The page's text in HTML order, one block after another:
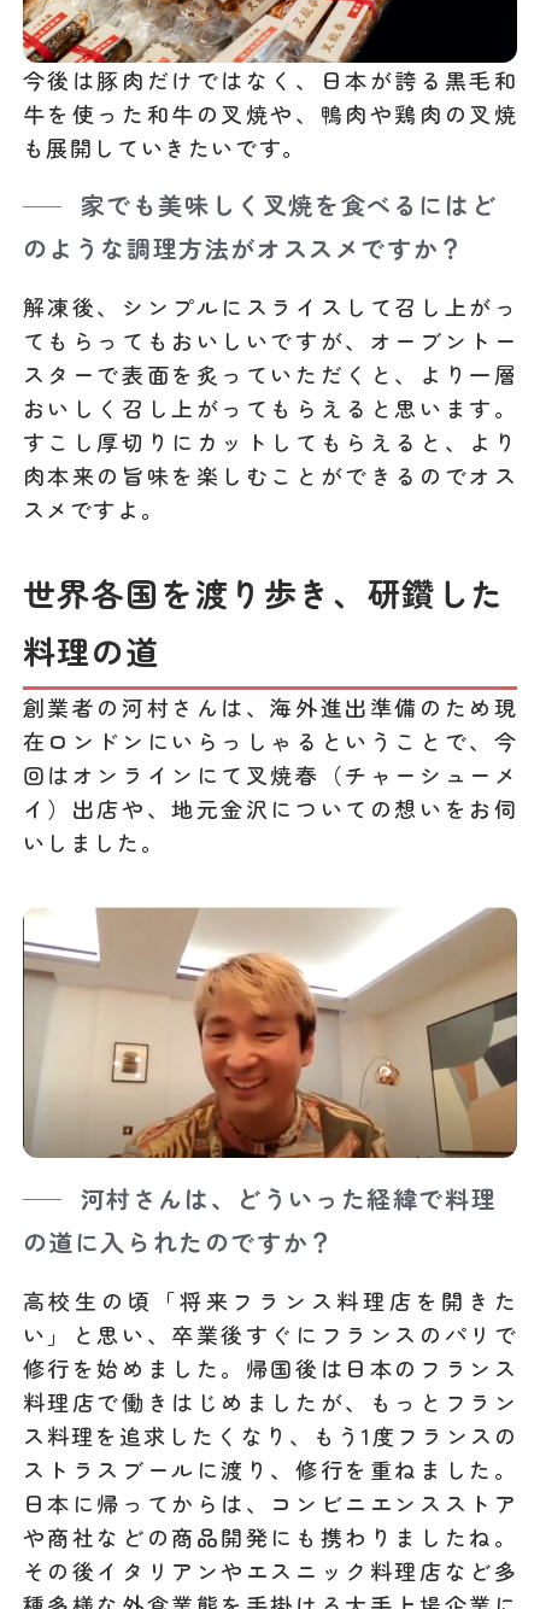
今後は豚肉だけではなく、日本が誇る黒毛和
牛を使った和牛の叉焼や、鴨肉や鶏肉の叉焼
も展開していきたいです。
家でも美味しく叉焼を食べるにはど
のような調理方法がオススメですか？
解凍後、シンプルにスライスして召し上がっ
てもらってもおいしいですが、オーブントー
スターで表面を炙っていただくと、より一層
おいしく召し上がってもらえると思います。
すこし厚切りにカットしてもらえると、より
肉本来の旨味を楽しむことができるのでオス
スメですよ。
世界各国を渡り歩き、研鑽した
料理の道
創業者の河村さんは、海外進出準備のため現
在ロンドンにいらっしゃるということで、今
回はオンラインにて叉焼春（チャーシューメ
イ）出店や、地元金沢についての想いをお伺
いしました。
河村さんは、どういった経緯で料理
の道に入られたのですか？
高校生の頃「将来フランス料理店を開きた
い」と思い、卒業後すぐにフランスのパリで
修行を始めました。帰国後は日本のフランス
料理店で働きはじめましたが、もっとフラン
ス料理を追求したくなり、もう1度フランスの
ストラスブールに渡り、修行を重ねました。
日本に帰ってからは、コンビニエンスストア
や商社などの商品開発にも携わりましたね。
その後イタリアンやエスニック料理店など多